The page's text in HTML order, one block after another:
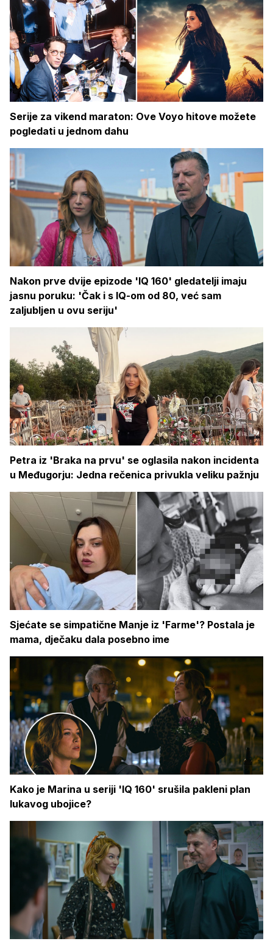
Serije za vikend maraton: Ove Voyo hitove možete
pogledati u jednom dahu
Nakon prve dvije epizode 'IQ 160' gledatelji imaju
jasnu poruku: 'Čak i s IQ-om od 80, već sam
zaljubljen u ovu seriju'
Petra iz 'Braka na prvu' se oglasila nakon incidenta
u Međugorju: Jedna rečenica privukla veliku pažnju
Sjećate se simpatične Manje iz 'Farme'? Postala je
mama, dječaku dala posebno ime
Kako je Marina u seriji 'IQ 160' srušila pakleni plan
lukavog ubojice?